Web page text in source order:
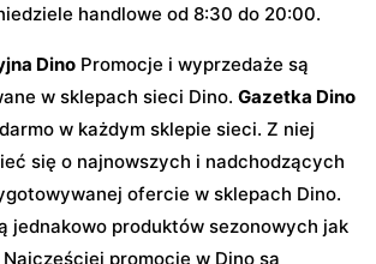
handlowe od 8:30 do 20:00.
Dino Promocje i wyprzedaże są
w sklepach sieci Dino. Gazetka Dino
w każdym sklepie sieci. Z niej
się o najnowszych i nadchodzących
ofercie w sklepach Dino.
jednakowo produktów sezonowych jak
promocje w Dino są